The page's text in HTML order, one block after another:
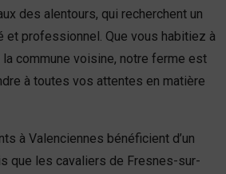
des alentours, qui recherchent un
et professionnel. Que vous habitiez à
commune voisine, notre ferme est
à toutes vos attentes en matière
à Valenciennes bénéficient d’un
que les cavaliers de Fresnes-sur-